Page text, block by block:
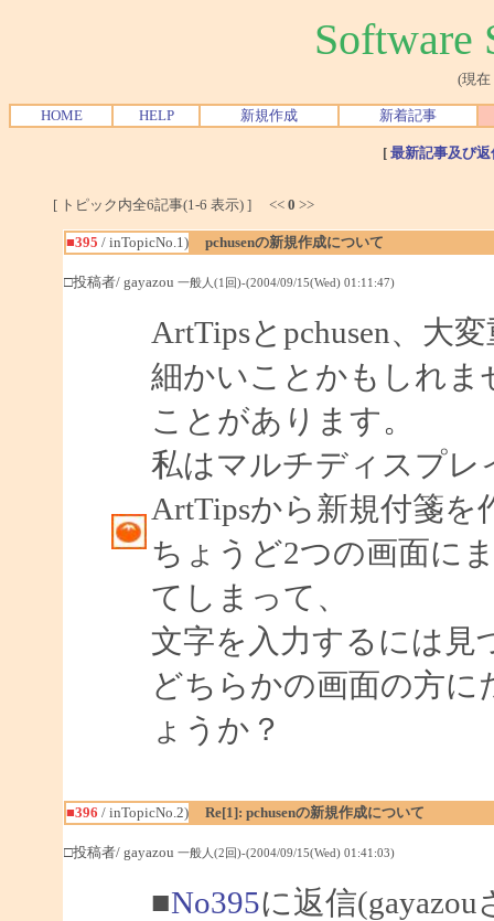
Software
(現在
HOME HELP 新規作成 新着記事
[ 最新記事及び
[ トピック内全6記事(1-6 表示) ] << 0 >>
■395 / inTopicNo.1) pchusenの新規作成について
□投稿者/ gayazou 一般人(1回)-(2004/09/15(Wed) 01:11:47)
ArtTipsとpchusen、大
細かいことかもしれま
ことがあります。
私はマルチディスプレ
ArtTipsから新規付箋を
ちょうど2つの画面に
てしまって、
文字を入力するには見
どちらかの画面の方
ょうか？
■396 / inTopicNo.2) Re[1]: pchusenの新規作成について
□投稿者/ gayazou 一般人(2回)-(2004/09/15(Wed) 01:41:03)
■No395に返信